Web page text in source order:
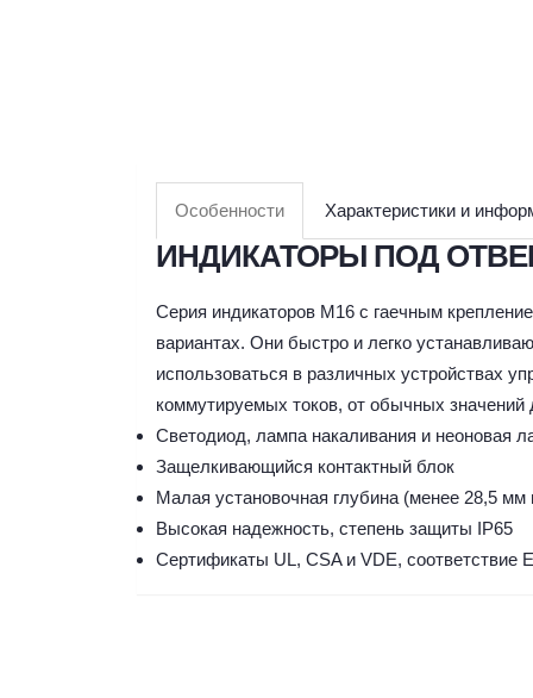
Особенности Характеристики и
ИНДИКАТОРЫ ПОД
Серия индикаторов M16 с гаечным
вариантах. Они быстро и легко
использоваться в различных устройствах
коммутируемых токов, от обычных значений
Светодиод, лампа накаливания и неоновая
Защелкивающийся контактный блок
Малая установочная глубина (менее 28,5 мм
Высокая надежность, степень защиты IP65
Сертификаты UL, CSA и VDE, соответствие